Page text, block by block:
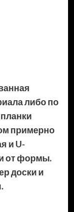
либо по
примерно
и U-
от формы.
доски и